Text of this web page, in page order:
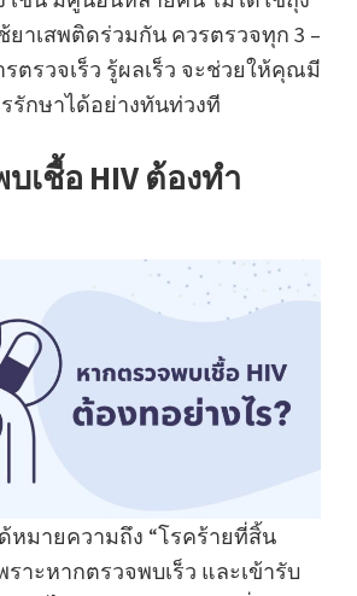
ยาเสพติดร่วมกัน ควรตรวจทุก 3 –
รตรวจเร็ว รู้ผลเร็ว จะช่วยให้คุณมี
รักษาได้อย่างทันท่วงที
เชื้อ HIV ต้องทำ
หมายความถึง “โรคร้ายที่สิ้น
ราะหากตรวจพบเร็ว และเข้ารับ